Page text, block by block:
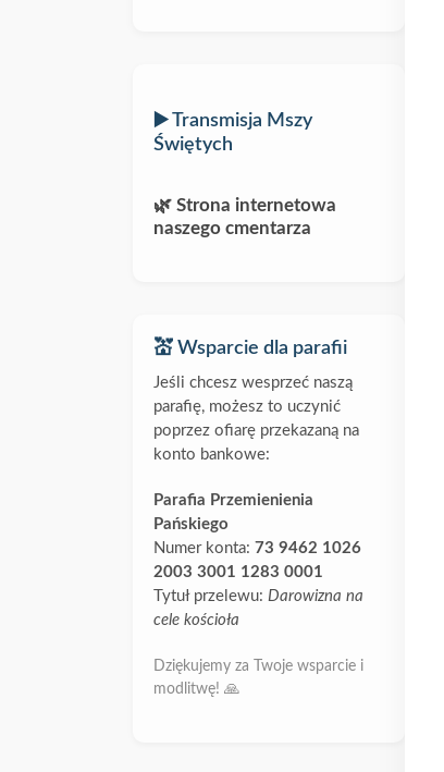
▶️ Transmisja Mszy
Świętych
🌿 Strona internetowa
naszego cmentarza
💒 Wsparcie dla parafii
Jeśli chcesz wesprzeć naszą
parafię, możesz to uczynić
poprzez ofiarę przekazaną na
konto bankowe:
Parafia Przemienienia
Pańskiego
Numer konta: 73 9462 1026
2003 3001 1283 0001
Tytuł przelewu: Darowizna na
cele kościoła
Dziękujemy za Twoje wsparcie i
modlitwę! 🙏